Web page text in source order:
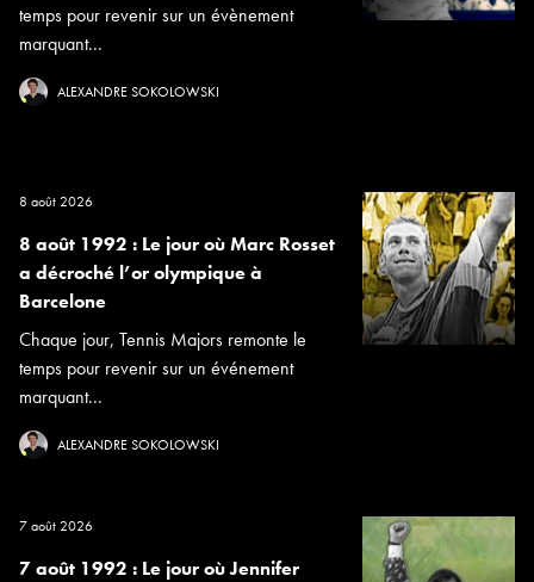
temps pour revenir sur un évènement
marquant...
ALEXANDRE SOKOLOWSKI
8 août 2026
8 août 1992 : Le jour où Marc Rosset
a décroché l’or olympique à
Barcelone
Chaque jour, Tennis Majors remonte le
temps pour revenir sur un événement
marquant...
ALEXANDRE SOKOLOWSKI
7 août 2026
7 août 1992 : Le jour où Jennifer